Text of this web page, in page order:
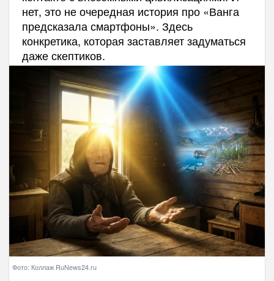
нет, это не очередная история про «Ванга
предсказала смартфоны». Здесь
конкретика, которая заставляет задуматься
даже скептиков.
Фото: Коллаж RuNews24.ru